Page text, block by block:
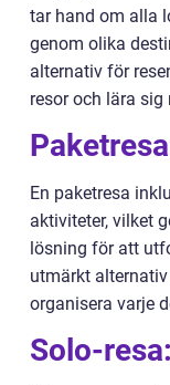
tar hand om alla
genom olika
alternativ för
resor och lära sig
En paketresa
aktiviteter, vilket
lösning för att
utmärkt
organisera varje
Solo-resa: